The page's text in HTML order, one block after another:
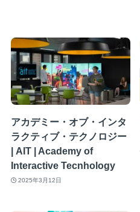
アカデミー・オブ・インタ
ラクティブ・テクノロジー
| AIT | Academy of
Interactive Tecnhology
2025年3月12日